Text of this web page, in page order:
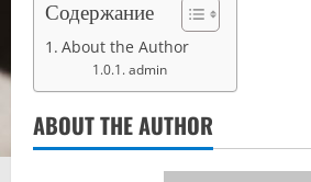
Содержание
About the Author
admin
ABOUT THE AUTHOR